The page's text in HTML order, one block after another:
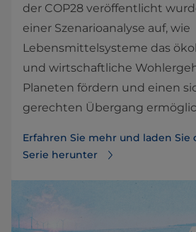
der COP28 veröffentlicht
einer Szenarioanalyse auf, wie
Lebensmittelsysteme das
und wirtschaftliche
Planeten fördern und einen
gerechten Übergang
Erfahren Sie mehr und laden
Serie herunter